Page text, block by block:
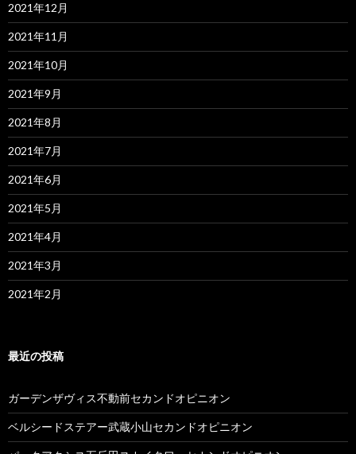
2021年12月
2021年11月
2021年10月
2021年9月
2021年8月
2021年7月
2021年6月
2021年5月
2021年4月
2021年3月
2021年2月
最近の投稿
ガーデンザヴィス不動前セカンドオピニオン
ベルシードステアー武蔵小山セカンドオピニオン